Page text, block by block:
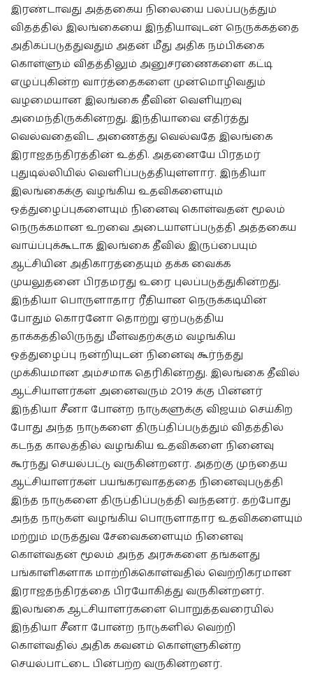
இரண்டாவது அத்தகைய நிலையை பலப்படுத்தும்
விதத்தில் இலங்கையை இந்தியாவுடன் நெருக்கத்தை
அதிகப்படுத்துவதும் அதன் மீது அதிக நம்பிக்கை
கொள்ளும் விதத்திலும் அனுசரணைகளை கட்டி
எழுப்புகின்ற வார்த்தைகளை முன்மொழிவதும்
வழமையான இலங்கை தீவின் வெளியுறவு
அமைந்திருக்கின்றது. இந்தியாவை எதிர்த்து
வெல்வதைவிட அணைத்து வெல்வதே இலங்கை
இராஜதந்திரத்தின் உத்தி. அதனையே பிரதமர்
புதுடில்லியில் வெளிப்படுத்தியுள்ளார். இந்தியா
இலங்கைக்கு வழங்கிய உதவிகளையும்
ஒத்துழைப்புகளையும் நினைவு கொள்வதன் மூலம்
நெருக்கமான உறவை அடையாளப்படுத்தி அத்தகைய
வாய்ப்புக்கூடாக இலங்கை தீவில் இருப்பையும்
ஆட்சியின் அதிகாரத்தையும் தக்க வைக்க
முயலுதனை பிரதமரது உரை புலப்படுத்துகின்றது.
இந்தியா பொருளாதார ரீதியான நெருக்கடியின்
போதும் கொரனோ தொற்று ஏற்படுத்திய
தாக்கத்திலிருந்து மீள்வதற்க்கும் வழங்கிய
ஒத்துழைப்பு நன்றியுடன் நினைவு கூர்ந்தது
முக்கியமான அம்சமாக தெரிகின்றது. இலங்கை தீவில்
ஆட்சியாளர்கள் அனைவரும் 2019 க்கு பின்னர்
இந்தியா சீனா போன்ற நாடுகளுக்கு விஜயம் செய்கிற
போது அந்த நாடுகளை திருப்திப்படுத்தும் விதத்தில்
கடந்த காலத்தில் வழங்கிய உதவிகளை நினைவு
கூர்ந்து செயல்பட்டு வருகின்றனர். அதற்கு முந்தைய
ஆட்சியாளர்கள் பயங்கரவாதத்தை நினைவுபடுத்தி
இந்த நாடுகளை திருப்திப்படுத்தி வந்தனர். தற்போது
அந்த நாடுகள் வழங்கிய பொருளாதார உதவிகளையும்
மற்றும் மருத்துவ சேவைகளையும் நினைவு
கொள்வதன் மூலம் அந்த அரசுகளை தங்களது
பங்காளிகளாக மாற்றிக்கொள்வதில் வெற்றிகரமான
இராஜதந்திரத்தை பிரயோகித்து வருகின்றனர்.
இலங்கை ஆட்சியாளர்களை பொறுத்தவரையில்
இந்தியா சீனா போன்ற நாடுகளில் வெற்றி
கொள்வதில் அதிக கவனம் கொள்ளுகின்ற
செயல்பாட்டை பின்பற்ற வருகின்றனர்.